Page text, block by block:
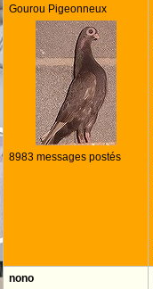
Gourou Pigeonneux
8983 messages postés
nono